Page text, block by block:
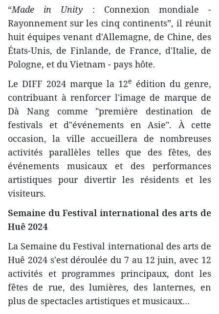
“Made in Unity : Connexion mondiale -
Rayonnement sur les cinq continents”, il réunit
huit équipes venant d'Allemagne, de Chine, des
États-Unis, de Finlande, de France, d'Italie, de
Pologne, et du Vietnam - pays hôte.
Le DIFF 2024 marque la 12e édition du genre,
contribuant à renforcer l'image de marque de
Dà Nang comme "première destination de
festivals et d"événements en Asie". À cette
occasion, la ville accueillera de nombreuses
activités parallèles telles que des fêtes, des
événements musicaux et des performances
artistiques pour divertir les résidents et les
visiteurs.
Semaine du Festival international des arts de
Huê 2024
La Semaine du Festival international des arts de
Huê 2024 s'est déroulée du 7 au 12 juin, avec 12
activités et programmes principaux, dont les
fêtes de rue, des lumières, des lanternes, en
plus de spectacles artistiques et musicaux…